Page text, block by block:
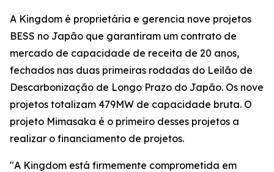
A Kingdom é proprietária e gerencia nove projetos
BESS no Japão que garantiram um contrato de
mercado de capacidade de receita de 20 anos,
fechados nas duas primeiras rodadas do Leilão de
Descarbonização de Longo Prazo do Japão. Os nove
projetos totalizam 479MW de capacidade bruta. O
projeto Mimasaka é o primeiro desses projetos a
realizar o financiamento de projetos.
"A Kingdom está firmemente comprometida em